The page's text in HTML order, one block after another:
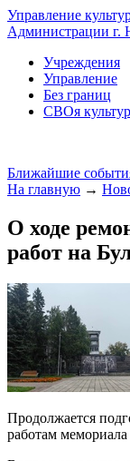
Управление
Администрации г.
Учреждения
Управление
Без границ
СВОя
Ближайшие
На главную →
О ходе
работ на
Продолжается
работам